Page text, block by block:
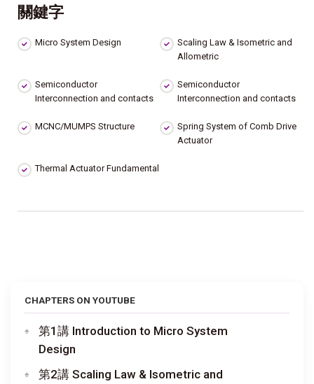
關鍵字
Micro System Design
Scaling Law & Isometric and
Allometric
Semiconductor
Interconnection and contacts
Semiconductor
Interconnection and contacts
MCNC/MUMPS Structure
Spring System of Comb Drive
Actuator
Thermal Actuator Fundamental
CHAPTERS ON YOUTUBE
第1講 Introduction to Micro System
Design
第2講 Scaling Law & Isometric and